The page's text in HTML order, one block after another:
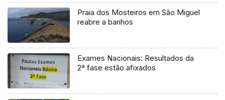
Praia dos Mosteiros em São Miguel
reabre a banhos
Exames Nacionais: Resultados da
2ª fase estão afixados